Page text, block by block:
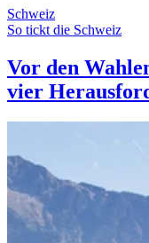
Schweiz
So tickt die Schweiz
Vor den
vier